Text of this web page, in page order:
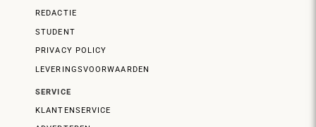
REDACTIE
STUDENT
PRIVACY POLICY
LEVERINGSVOORWAARDEN
SERVICE
KLANTENSERVICE